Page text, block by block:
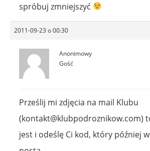
spróbuj zmniejszyć
2011-09-23 o 00:30
Anonimowy
Gość
Prześlij mi zdjęcia na mail Klubu
(kontakt@klubpodroznikow.com)
jest i odeślę Ci kod, który później